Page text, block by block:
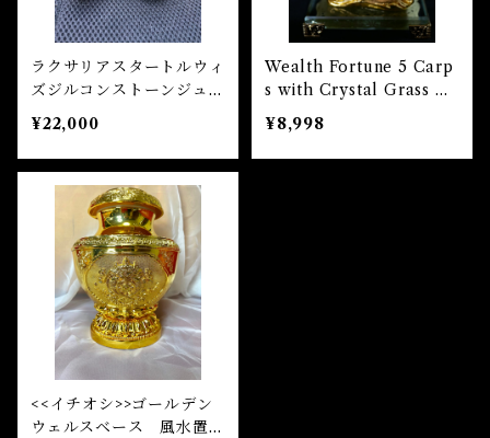
ラクサリアスタートルウィ
ズジルコンストーンジュエ
リーボックス
¥22,000
Wealth Fortune 5 Carp
s with Crystal Grass ウ
ェルスフォーチュン・5カ
ープスウィズクリスタルグ
ラス
¥8,998
<<イチオシ>>ゴールデン
ウェルスベース 風水置き